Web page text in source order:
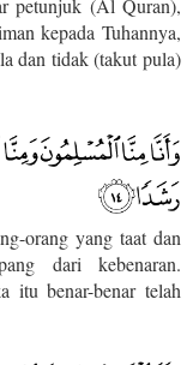
petunjuk (Al Quran),
kepada Tuhannya,
dan tidak (takut pula)
orang yang taat dan
dari kebenaran.
itu benar-benar telah